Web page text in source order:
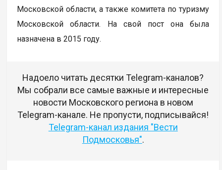
Московской области, а также комитета по туризму
Московской области. На свой пост она была
назначена в 2015 году.
Надоело читать десятки Telegram-каналов?
Мы собрали все самые важные и интересные
новости Московского региона в новом
Telegram-канале. Не пропусти, подписывайся!
Telegram-канал издания "Вести
Подмосковья".